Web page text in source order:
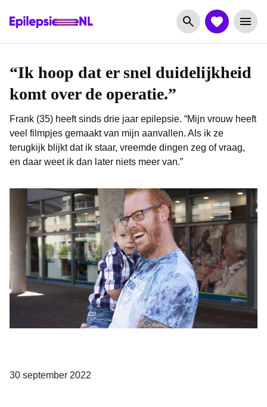
“Ik hoop dat er snel duidelijkheid
komt over de operatie.”
Frank (35) heeft sinds drie jaar epilepsie. “Mijn vrouw heeft
veel filmpjes gemaakt van mijn aanvallen. Als ik ze
terugkijk blijkt dat ik staar, vreemde dingen zeg of vraag,
en daar weet ik dan later niets meer van.”
30 september 2022